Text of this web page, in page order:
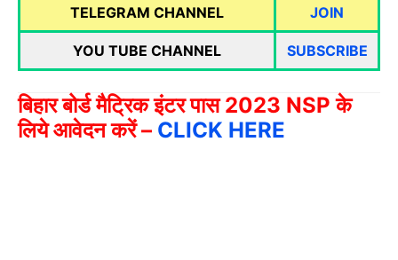
TELEGRAM CHANNEL JOIN
YOU TUBE CHANNEL SUBSCRIBE
बिहार बोर्ड मैट्रिक इंटर पास 2023 NSP के
लिये आवेदन करें – CLICK HERE